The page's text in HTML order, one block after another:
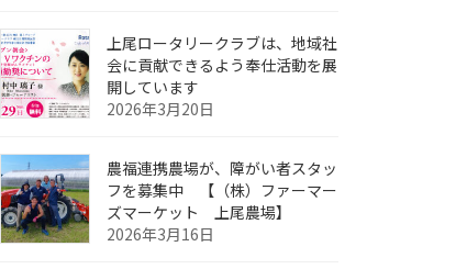
上尾ロータリークラブは、地域社
会に貢献できるよう奉仕活動を展
開しています
2026年3月20日
農福連携農場が、障がい者スタッ
フを募集中 【（株）ファーマー
ズマーケット 上尾農場】
2026年3月16日